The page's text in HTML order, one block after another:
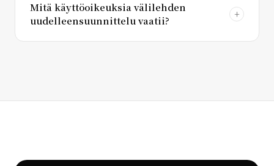
Mitä käyttöoikeuksia välilehden
uudelleensuunnittelu vaatii?